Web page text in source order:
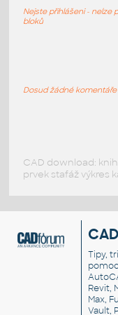
Meet 1
Nejste přihlášeni - nelze
bloků
Dosud žádné
CAD download:
prvek stafáž výkres
Tipy,
Revit,
Max,
Vault,